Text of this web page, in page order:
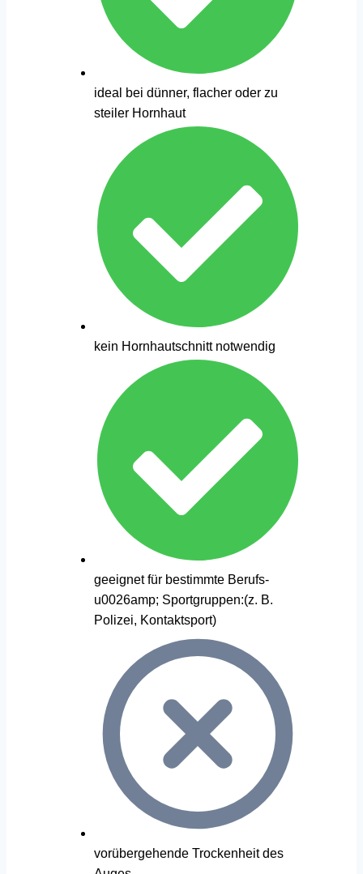
ideal bei dünner, flacher oder zu
steiler Hornhaut
kein Hornhautschnitt notwendig
geeignet für bestimmte Berufs-
u0026amp; Sportgruppen:(z. B.
Polizei, Kontaktsport)
vorübergehende Trockenheit des